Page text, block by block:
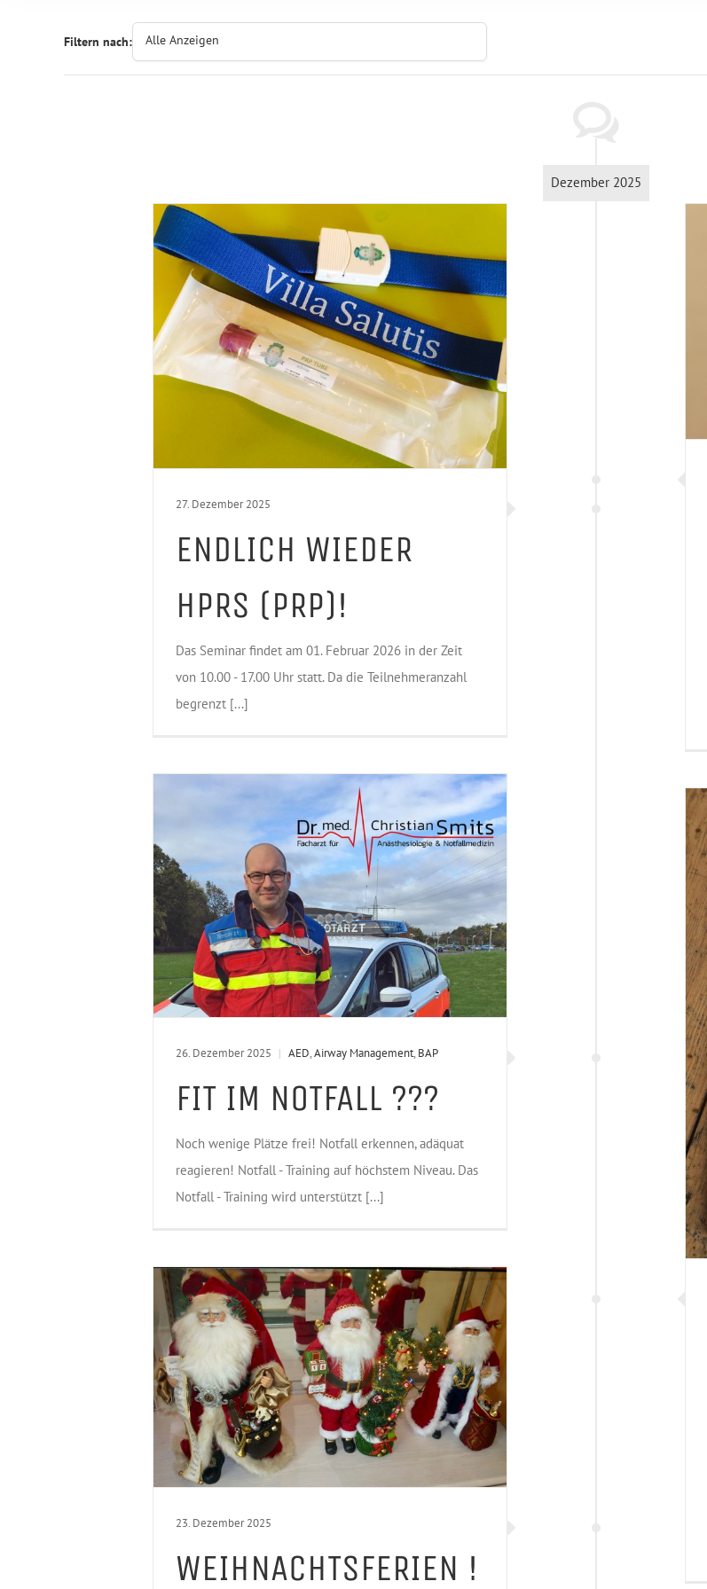
Filtern nach: Alle Anzeigen
Dezember 2025
27. Dezember 2025
ENDLICH WIEDER
HPRS (PRP)!
Das Seminar findet am 01. Februar 2026 in der Zeit
von 10.00 - 17.00 Uhr statt. Da die Teilnehmeranzahl
begrenzt [...]
26. Dezember 2025 | AED,Airway Management, BAP
FIT IM NOTFALL ???
Noch wenige Plätze frei! Notfall erkennen, adäquat
reagieren! Notfall - Training auf höchstem Niveau. Das
Notfall - Training wird unterstützt [...]
23. Dezember 2025
WEIHNACHTSFERIEN !